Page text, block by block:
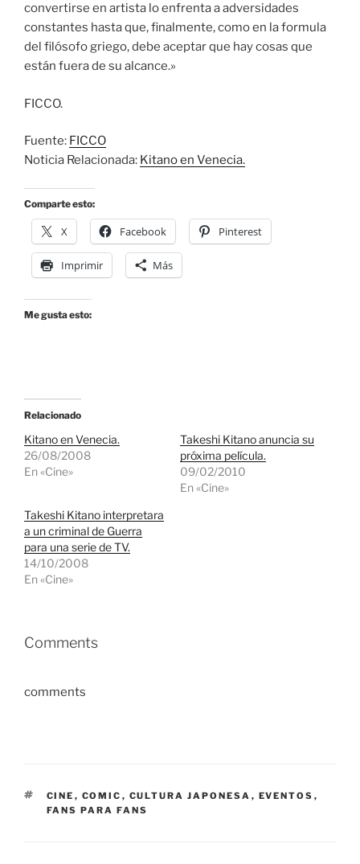
convertirse en artista lo enfrenta a adversidades
constantes hasta que, finalmente, como en la formula
del filósofo griego, debe aceptar que hay cosas que
están fuera de su alcance.»
FICCO.
Fuente: FICCO
Noticia Relacionada: Kitano en Venecia.
Comparte esto:
X Facebook Pinterest
Imprimir Más
Me gusta esto:
Relacionado
Kitano en Venecia.
26/08/2008
En «Cine»
Takeshi Kitano anuncia su
próxima película.
09/02/2010
En «Cine»
Takeshi Kitano interpretara
a un criminal de Guerra
para una serie de TV.
14/10/2008
En «Cine»
Comments
comments
ETIQUETAS
CINE , COMIC , CULTURA JAPONESA , EVENTOS ,
FANS PARA FANS